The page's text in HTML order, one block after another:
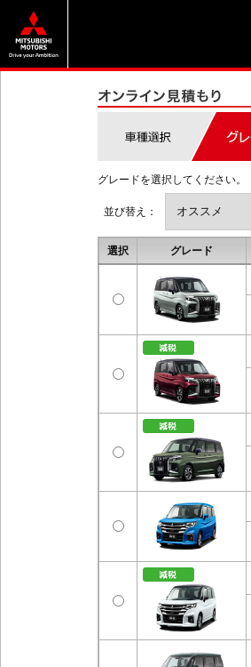
グレードを選択してください。
並び替え：
選択 グレード